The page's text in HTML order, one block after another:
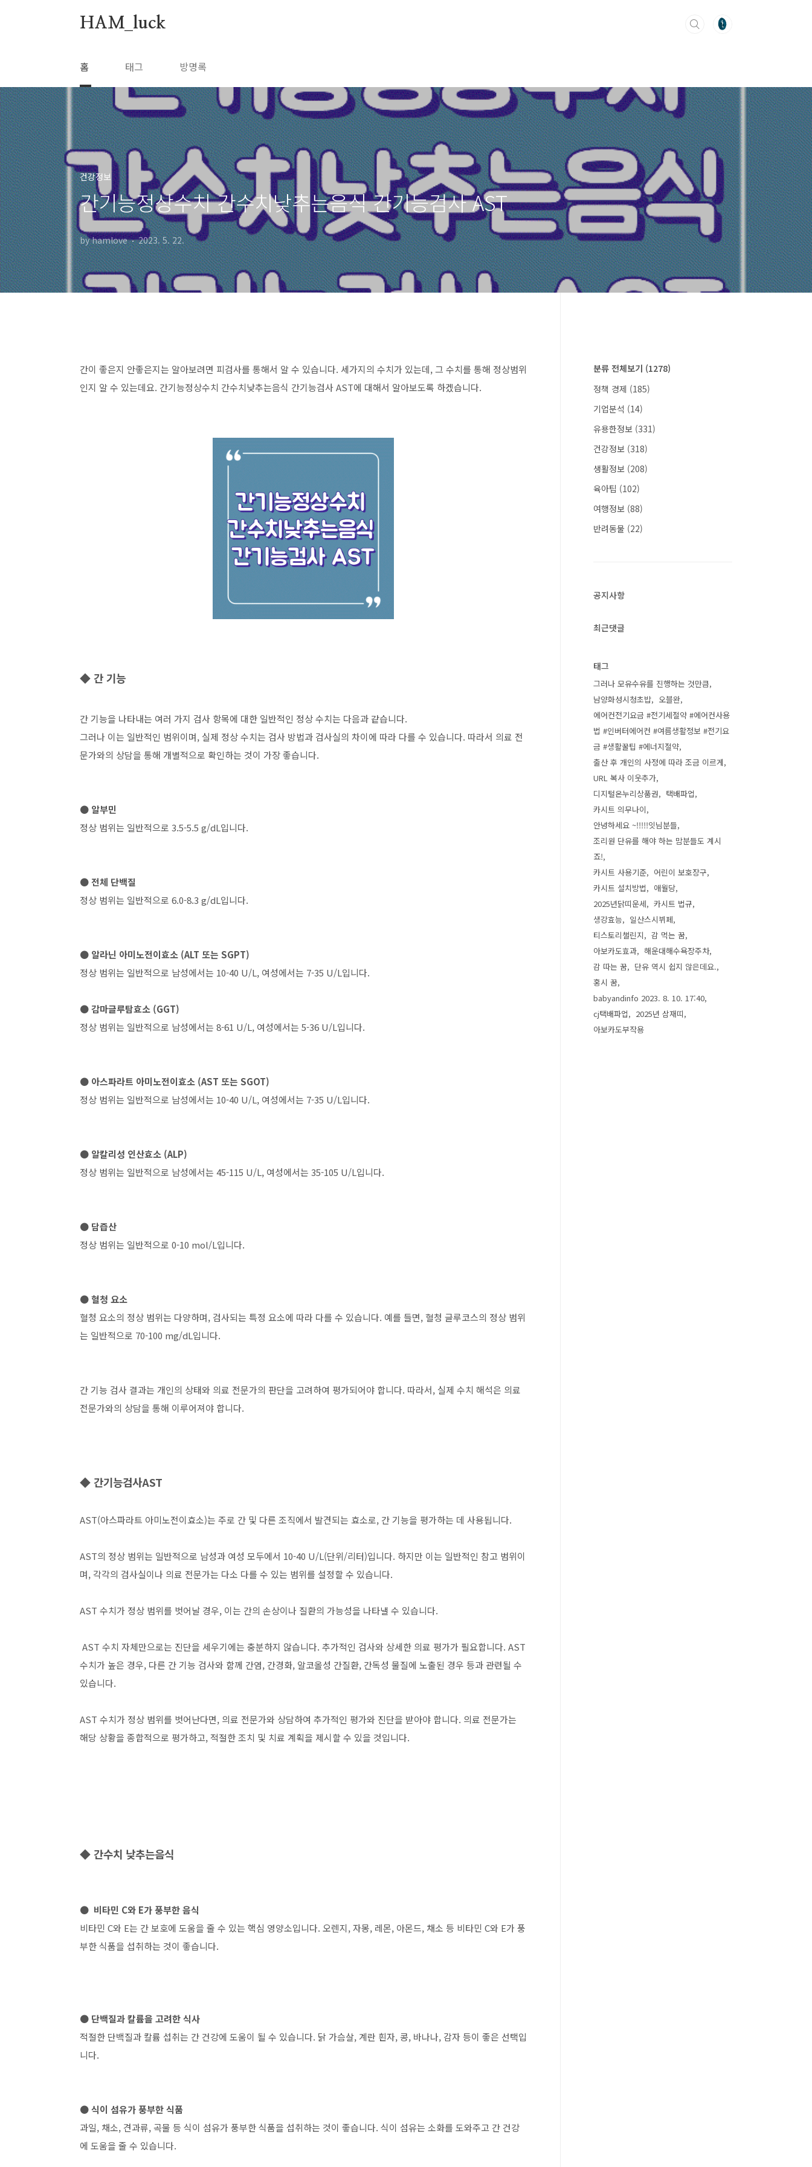
HAM_luck
홈 태그 방명록
건강정보
간기능정상수치 간수치낮추는음식 간기능검사 AST
by hamlove 2023. 5. 22.
간이 좋은지 안좋은지는 알아보려면 피검사를 통해서 알 수 있습니다. 세가지의 수치가 있는데, 그 수치를 통해 정상범위
인지 알 수 있는데요. 간기능정상수치 간수치낮추는음식 간기능검사 AST에 대해서 알아보도록 하겠습니다.
◆ 간 기능
간 기능을 나타내는 여러 가지 검사 항목에 대한 일반적인 정상 수치는 다음과 같습니다.
그러나 이는 일반적인 범위이며, 실제 정상 수치는 검사 방법과 검사실의 차이에 따라 다를 수 있습니다. 따라서 의료 전
문가와의 상담을 통해 개별적으로 확인하는 것이 가장 좋습니다.
● 알부민
정상 범위는 일반적으로 3.5-5.5 g/dL입니다.
● 전체 단백질
정상 범위는 일반적으로 6.0-8.3 g/dL입니다.
● 알라닌 아미노전이효소 (ALT 또는 SGPT)
정상 범위는 일반적으로 남성에서는 10-40 U/L, 여성에서는 7-35 U/L입니다.
● 감마글루탐효소 (GGT)
정상 범위는 일반적으로 남성에서는 8-61 U/L, 여성에서는 5-36 U/L입니다.
● 아스파라트 아미노전이효소 (AST 또는 SGOT)
정상 범위는 일반적으로 남성에서는 10-40 U/L, 여성에서는 7-35 U/L입니다.
● 알칼리성 인산효소 (ALP)
정상 범위는 일반적으로 남성에서는 45-115 U/L, 여성에서는 35-105 U/L입니다.
● 담즙산
정상 범위는 일반적으로 0-10 mol/L입니다.
● 혈청 요소
혈청 요소의 정상 범위는 다양하며, 검사되는 특정 요소에 따라 다를 수 있습니다. 예를 들면, 혈청 글루코스의 정상 범위
는 일반적으로 70-100 mg/dL입니다.
간 기능 검사 결과는 개인의 상태와 의료 전문가의 판단을 고려하여 평가되어야 합니다. 따라서, 실제 수치 해석은 의료
전문가와의 상담을 통해 이루어져야 합니다.
◆ 간기능검사AST
AST(아스파라트 아미노전이효소)는 주로 간 및 다른 조직에서 발견되는 효소로, 간 기능을 평가하는 데 사용됩니다.
AST의 정상 범위는 일반적으로 남성과 여성 모두에서 10-40 U/L(단위/리터)입니다. 하지만 이는 일반적인 참고 범위이
며, 각각의 검사실이나 의료 전문가는 다소 다를 수 있는 범위를 설정할 수 있습니다.
AST 수치가 정상 범위를 벗어날 경우, 이는 간의 손상이나 질환의 가능성을 나타낼 수 있습니다.
AST 수치 자체만으로는 진단을 세우기에는 충분하지 않습니다. 추가적인 검사와 상세한 의료 평가가 필요합니다. AST
수치가 높은 경우, 다른 간 기능 검사와 함께 간염, 간경화, 알코올성 간질환, 간독성 물질에 노출된 경우 등과 관련될 수
있습니다.
AST 수치가 정상 범위를 벗어난다면, 의료 전문가와 상담하여 추가적인 평가와 진단을 받아야 합니다. 의료 전문가는
해당 상황을 종합적으로 평가하고, 적절한 조치 및 치료 계획을 제시할 수 있을 것입니다.
◆ 간수치 낮추는음식
● 비타민 C와 E가 풍부한 음식
비타민 C와 E는 간 보호에 도움을 줄 수 있는 핵심 영양소입니다. 오렌지, 자몽, 레몬, 아몬드, 채소 등 비타민 C와 E가 풍
부한 식품을 섭취하는 것이 좋습니다.
● 단백질과 칼륨을 고려한 식사
적절한 단백질과 칼륨 섭취는 간 건강에 도움이 될 수 있습니다. 닭 가슴살, 계란 흰자, 콩, 바나나, 감자 등이 좋은 선택입
니다.
● 식이 섬유가 풍부한 식품
과일, 채소, 견과류, 곡물 등 식이 섬유가 풍부한 식품을 섭취하는 것이 좋습니다. 식이 섬유는 소화를 도와주고 간 건강
에 도움을 줄 수 있습니다.
분류 전체보기 (1278)
정책 경제 (185)
기업분석 (14)
유용한정보 (331)
건강정보 (318)
생활정보 (208)
육아팁 (102)
여행정보 (88)
반려동물 (22)
공지사항
최근댓글
태그
그러나 모유수유를 진행하는 것만큼
남양화성시청초밥
오블완
에어컨전기요금 #전기세절약 #에어컨사용
법 #인버터에어컨 #여름생활정보 #전기요
금 #생활꿀팁 #에너지절약
출산 후 개인의 사정에 따라 조금 이르게
URL 복사 이웃추가
디지털온누리상품권
택배파업
카시트 의무나이
안녕하세요 ~!!!!!잇님분들
조리원 단유를 해야 하는 맘분들도 계시
죠!
카시트 사용기준
어린이 보호장구
카시트 설치방법
애월당
2025년닭띠운세
카시트 법규
생강효능
일산스시뷔페
티스토리챌린지
감 먹는 꿈
아보카도효과
해운대해수욕장주차
감 따는 꿈
단유 역시 쉽지 않은데요.
홍시 꿈
babyandinfo 2023. 8. 10. 17:40
cj택배파업
2025년 삼재띠
아보카도부작용